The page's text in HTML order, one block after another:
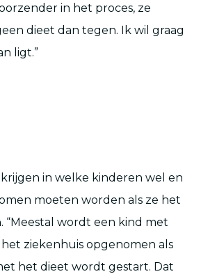
in het proces, ze
dieet dan tegen. Ik wil graag
ligt.”
in welke kinderen wel en
moeten worden als ze het
“Meestal wordt een kind met
ziekenhuis opgenomen als
het dieet wordt gestart. Dat